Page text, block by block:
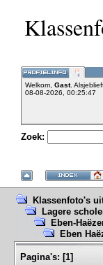
Welkom, Gast.
08-08-2026, 00:25:47
Zoek:
Klassenfoto's
Lagere
Eben-
Eben
Pagina's: [1]